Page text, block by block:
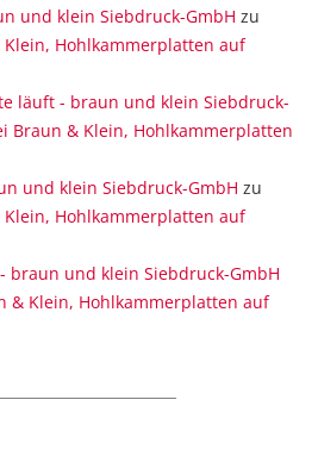
und klein Siebdruck-GmbH zu
Hohlkammerplatten auf
läuft - braun und klein Siebdruck-
Braun & Klein, Hohlkammerplatten
und klein Siebdruck-GmbH zu
Hohlkammerplatten auf
braun und klein Siebdruck-GmbH
& Klein, Hohlkammerplatten auf